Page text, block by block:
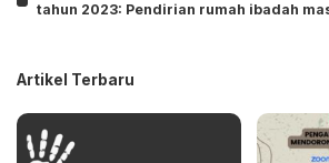
tahun 2023: Pendirian rumah ibadah
Artikel Terbaru